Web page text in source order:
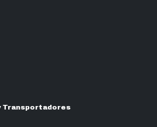
Transportadores